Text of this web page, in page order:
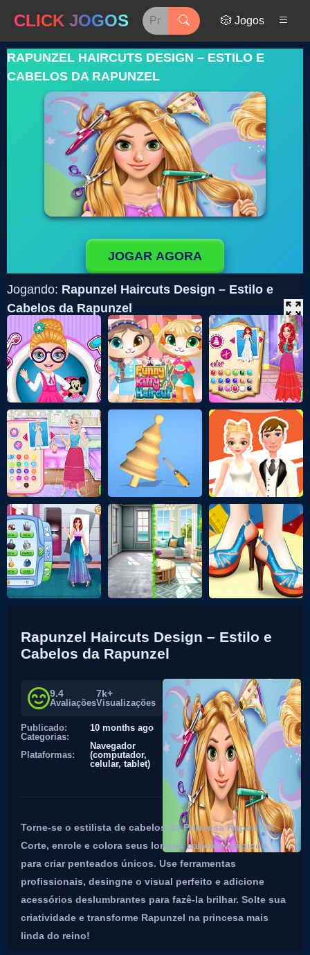
CLICK JOGOS 🎲 Jogos
RAPUNZEL HAIRCUTS DESIGN – ESTILO E
CABELOS DA RAPUNZEL
JOGAR AGORA
Jogando: Rapunzel Haircuts Design – Estilo e
Cabelos da Rapunzel
Rapunzel Haircuts Design – Estilo e
Cabelos da Rapunzel
9.4
Avaliações
7k+
Visualizações
Publicado:
10 months ago
Categorias:
Plataformas:
Navegador
(computador,
celular, tablet)
Torne-se o estilista de cabelos da Princesa Rapunzel!
Corte, enrole e colora seus longos cabelos mágicos
para criar penteados únicos. Use ferramentas
profissionais, desingne o visual perfeito e adicione
acessórios deslumbrantes para fazê-la brilhar. Solte sua
criatividade e transforme Rapunzel na princesa mais
linda do reino!